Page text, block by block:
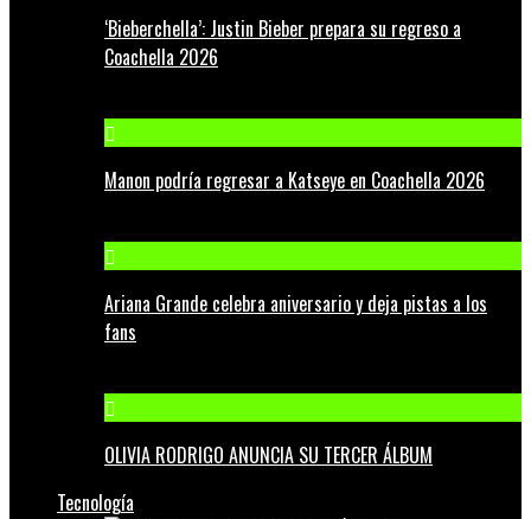
‘Bieberchella’: Justin Bieber prepara su regreso a
Coachella 2026
Manon podría regresar a Katseye en Coachella 2026
Ariana Grande celebra aniversario y deja pistas a los
fans
OLIVIA RODRIGO ANUNCIA SU TERCER ÁLBUM
Tecnología